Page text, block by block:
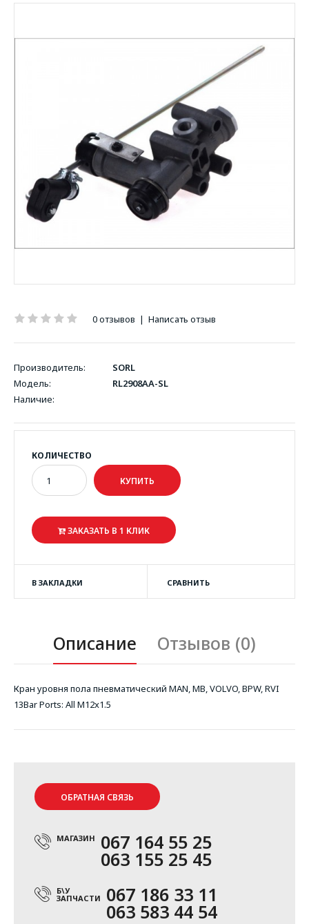
0 отзывов | Написать отзыв
Производитель:
SORL
Модель:
RL2908AA-SL
Наличие:
КОЛИЧЕСТВО
ЗАКАЗАТЬ В 1 КЛИК
В ЗАКЛАДКИ СРАВНИТЬ
Описание Отзывов (0)
Кран уровня пола пневматический MAN, MB, VOLVO, BPW, RVI
13Bar Ports: All M12x1.5
ОБРАТНАЯ СВЯЗЬ
МАГАЗИН 067 164 55 25
063 155 25 45
Б\У
ЗАПЧАСТИ 067 186 33 11
063 583 44 54